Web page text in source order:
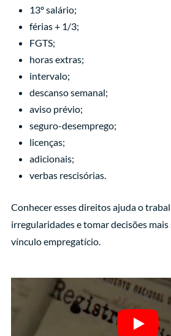
13º salário;
férias + 1/3;
FGTS;
horas extras;
intervalo;
descanso semanal;
aviso prévio;
seguro-desemprego;
licenças;
adicionais;
verbas rescisórias.
Conhecer esses direitos ajuda o
irregularidades e tomar decisões
vínculo empregatício.